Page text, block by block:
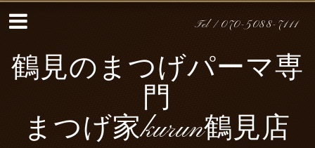
Tel / 070-5088-7111
鶴見のまつげパーマ専
門
まつげ家kurun鶴見店